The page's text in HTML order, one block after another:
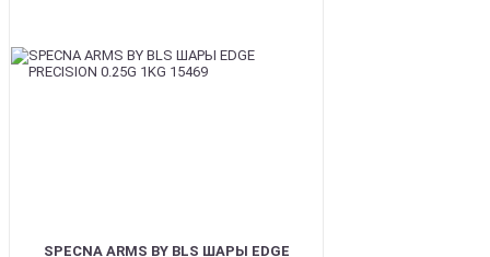
SPECNA ARMS BY BLS ШАРЫ EDGE